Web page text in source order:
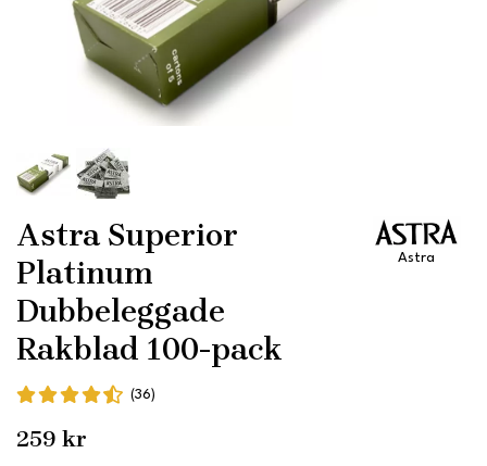
Astra Superior
Platinum
Dubbeleggade
Rakblad 100-pack
Astra
(36)
259 kr